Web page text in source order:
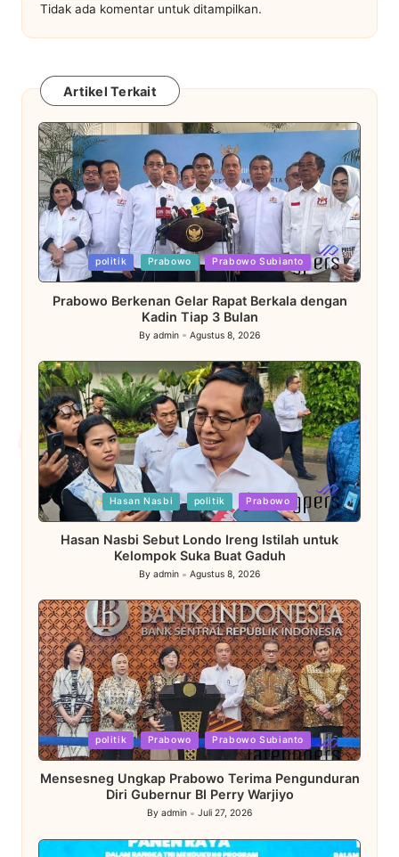
Tidak ada komentar untuk ditampilkan.
Artikel Terkait
Posted
in
politik Prabowo Prabowo Subianto
Prabowo Berkenan Gelar Rapat Berkala dengan
Kadin Tiap 3 Bulan
Posted
By admin Agustus 8, 2026
Posted
in
Hasan Nasbi politik Prabowo
Hasan Nasbi Sebut Londo Ireng Istilah untuk
Kelompok Suka Buat Gaduh
Posted
by
By admin Agustus 8, 2026
Posted
in
politik Prabowo Prabowo Subianto
Mensesneg Ungkap Prabowo Terima Pengunduran
Diri Gubernur BI Perry Warjiyo
Posted
By admin Juli 27, 2026